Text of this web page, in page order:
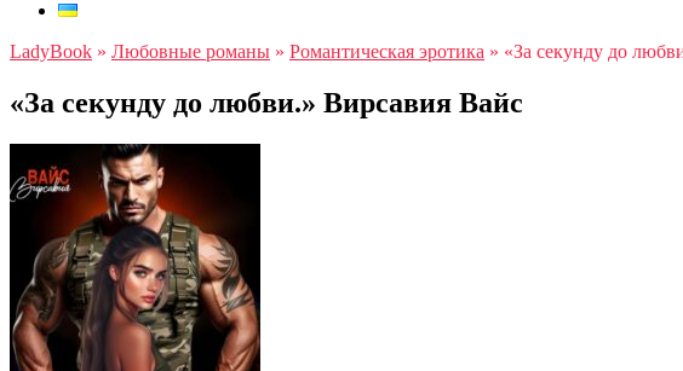
LadyBook » Любовные романы » Романтическая эротика » «За секунду до
«За секунду до любви.» Вирсавия Вайс